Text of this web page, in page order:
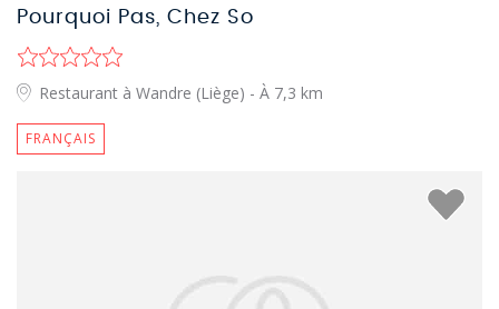
Pourquoi Pas, Chez So
Restaurant à Wandre (Liège) - À 7,3 km
FRANÇAIS